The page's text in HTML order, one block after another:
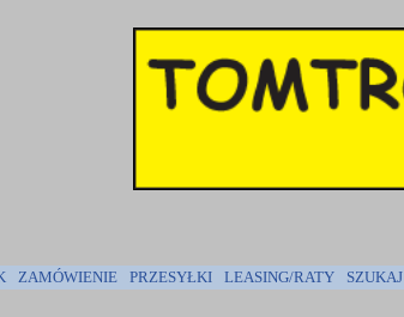
ZAMÓWIENIE PRZESYŁKI LEASING/RATY SZUKAJ